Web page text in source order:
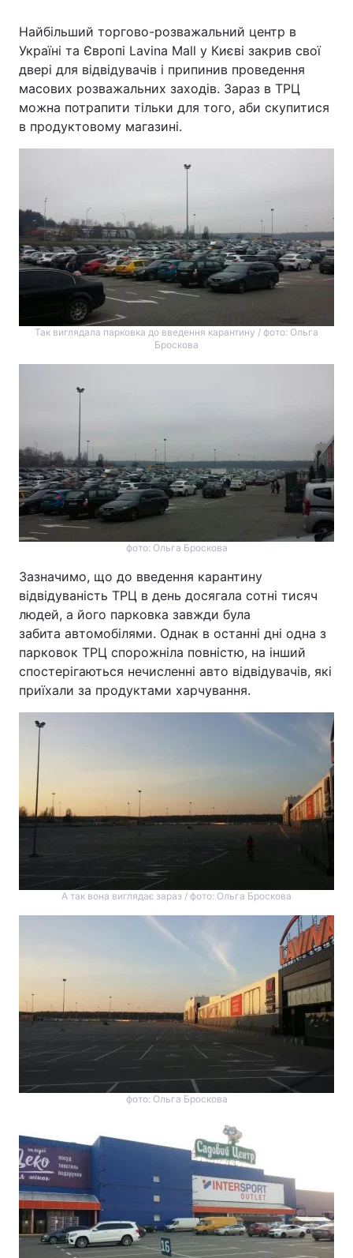
Найбільший торгово-розважальний центр в
Україні та Європі Lavina Mall у Києві закрив свої
двері для відвідувачів і припинив проведення
масових розважальних заходів. Зараз в ТРЦ
можна потрапити тільки для того, аби скупитися
в продуктовому магазині.
Так виглядала парковка до введення карантину / фото: Ольга
Броскова
фото: Ольга Броскова
Зазначимо, що до введення карантину
відвідуваність ТРЦ в день досягала сотні тисяч
людей, а його парковка завжди була
забита автомобілями. Однак в останні дні одна з
парковок ТРЦ спорожніла повністю, на інший
спостерігаються нечисленні авто відвідувачів, які
приїхали за продуктами харчування.
А так вона виглядає зараз / фото: Ольга Броскова
фото: Ольга Броскова